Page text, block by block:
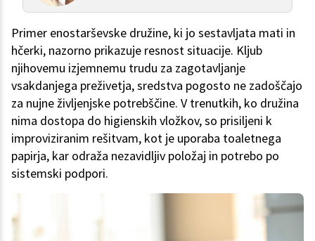
Primer enostarševske družine, ki jo sestavljata mati in
hčerki, nazorno prikazuje resnost situacije. Kljub
njihovemu izjemnemu trudu za zagotavljanje
vsakdanjega preživetja, sredstva pogosto ne zadoščajo
za nujne življenjske potrebščine. V trenutkih, ko družina
nima dostopa do higienskih vložkov, so prisiljeni k
improviziranim rešitvam, kot je uporaba toaletnega
papirja, kar odraža nezavidljiv položaj in potrebo po
sistemski podpori.